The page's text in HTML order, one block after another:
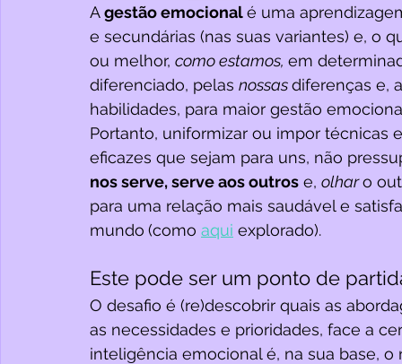
A gestão emocional é uma
e secundárias (nas suas variantes) e, o
ou melhor, como estamos, em
diferenciado, pelas nossas diferenças e,
habilidades, para maior gestão
Portanto, uniformizar ou impor técnicas
eficazes que sejam para uns, não
nos serve, serve aos outros e, olhar o
para uma relação mais saudável e
mundo (como aqui explorado).
Este pode ser um ponto de
O desafio é (re)descobrir quais as
as necessidades e prioridades, face a
inteligência emocional é, na sua base,